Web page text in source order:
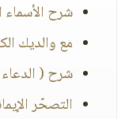
شرح الأسماء الحُسنى
مع والديك
شرح (
التصحّر